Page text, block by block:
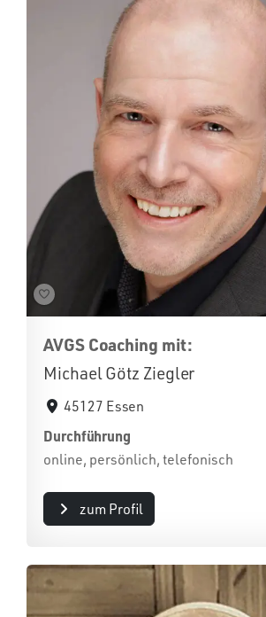
AVGS Coaching mit:
Michael Götz Ziegler
45127 Essen
Durchführung
online, persönlich, telefonisch
zum Profil